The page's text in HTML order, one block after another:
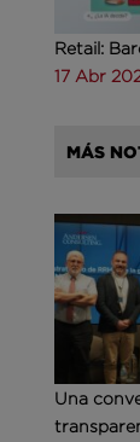
Retail:
17 Abr
MÁS
Una